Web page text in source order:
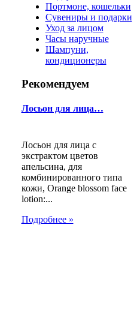
Портмоне, кошельки
Сувениры и подарки
Уход за лицом
Часы наручные
Шампуни,
кондиционеры
Рекомендуем
Лосьон для лица…
Лосьон для лица с
экстрактом цветов
апельсина, для
комбинированного типа
кожи, Orange blossom face
lotion:...
Подробнее »